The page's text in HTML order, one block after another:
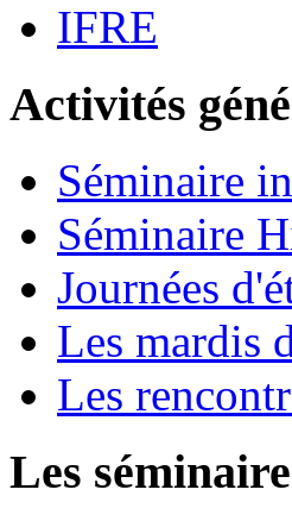
IFRE
Activités
Séminaire
Séminaire
Journées
Les mardis
Les
Les